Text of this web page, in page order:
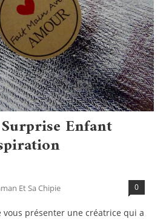
Enfant
Et Sa Chipie 0
vous présenter une créatrice qui a